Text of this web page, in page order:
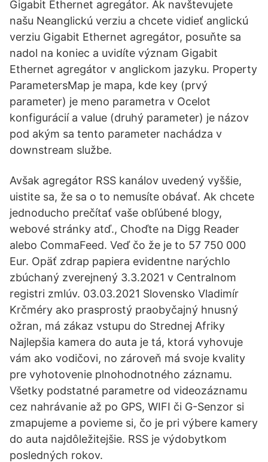
Gigabit Ethernet agregátor. Ak navštevujete
našu Neanglickú verziu a chcete vidieť anglickú
verziu Gigabit Ethernet agregátor, posuňte sa
nadol na koniec a uvidíte význam Gigabit
Ethernet agregátor v anglickom jazyku. Property
ParametersMap je mapa, kde key (prvý
parameter) je meno parametra v Ocelot
konfigurácií a value (druhý parameter) je názov
pod akým sa tento parameter nachádza v
downstream službe.
Avšak agregátor RSS kanálov uvedený vyššie,
uistite sa, že sa o to nemusíte obávať. Ak chcete
jednoducho prečítať vaše obľúbené blogy,
webové stránky atď., Choďte na Digg Reader
alebo CommaFeed. Veď čo že je to 57 750 000
Eur. Opäť zdrap papiera evidentne narýchlo
zbúchaný zverejnený 3.3.2021 v Centralnom
registri zmlúv. 03.03.2021 Slovensko Vladimír
Krčméry ako prasprostý praobyčajný hnusný
ožran, má zákaz vstupu do Strednej Afriky
Najlepšia kamera do auta je tá, ktorá vyhovuje
vám ako vodičovi, no zároveň má svoje kvality
pre vyhotovenie plnohodnotného záznamu.
Všetky podstatné parametre od videozáznamu
cez nahrávanie až po GPS, WIFI či G-Senzor si
zmapujeme a povieme si, čo je pri výbere kamery
do auta najdôležitejšie. RSS je výdobytkom
posledných rokov.